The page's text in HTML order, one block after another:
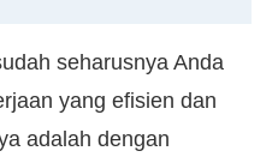
seharusnya Anda
yang efisien dan
adalah dengan